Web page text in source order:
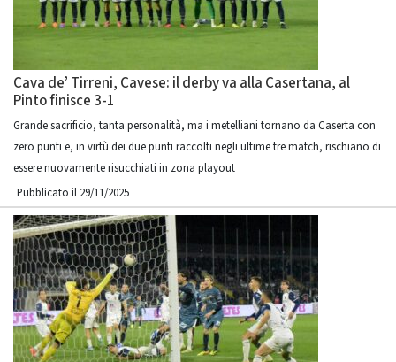
Cava de’ Tirreni, Cavese: il derby va alla Casertana, al
Pinto finisce 3-1
Grande sacrificio, tanta personalità, ma i metelliani tornano da Caserta con
zero punti e, in virtù dei due punti raccolti negli ultime tre match, rischiano di
essere nuovamente risucchiati in zona playout
Pubblicato il 29/11/2025